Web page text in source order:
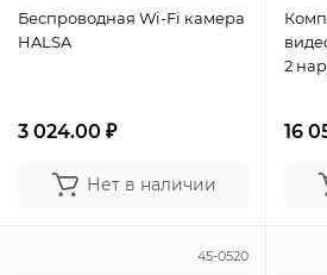
Беспроводная Wi-Fi камера
HALSA
3 024.00 ₽
Нет в наличии
2
16
45-0520